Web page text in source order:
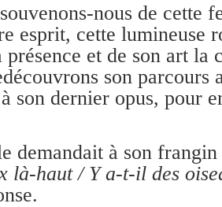
nous de cette
esprit, cette lumineuse
présence et de son art la
son parcours
son dernier opus, pour
demandait à son
là-haut / Y a-t-il des